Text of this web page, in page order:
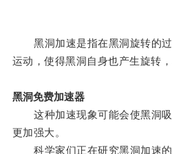
黑洞加速是指在黑洞旋转的过
运动，使得黑洞自身也产生旋转
黑洞免费加速器
这种加速现象可能会使黑洞吸
更加强大。
科学家们正在研究黑洞加速的